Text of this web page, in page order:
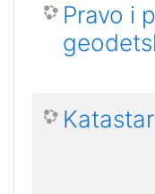
Pravo i